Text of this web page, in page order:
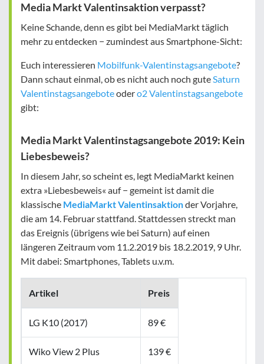
Media Markt Valentinsaktion verpasst?
Keine Schande, denn es gibt bei MediaMarkt täglich
mehr zu entdecken − zumindest aus Smartphone-Sicht:
Euch interessieren Mobilfunk-Valentinstagsangebote?
Dann schaut einmal, ob es nicht auch noch guteSaturn
Valentinstagsangeboteodero2 Valentinstagsangebote
gibt:
Media Markt Valentinstagsangebote 2019: Kein
Liebesbeweis?
In diesem Jahr, so scheint es, legt MediaMarkt keinen
extra »Liebesbeweis« auf − gemeint ist damit die
klassische MediaMarkt Valentinsaktionder Vorjahre,
die am 14. Februar stattfand. Stattdessen streckt man
das Ereignis (übrigens wie bei Saturn) auf einen
längeren Zeitraum vom 11.2.2019 bis 18.2.2019, 9 Uhr.
Mit dabei: Smartphones, Tablets u.v.m.
Artikel Preis
LG K10 (2017) 89 €
Wiko View 2 Plus 139 €